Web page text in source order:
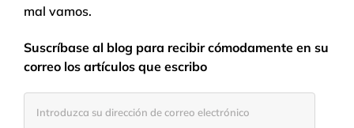
mal vamos.
Suscríbase al blog para recibir cómodamente en su
correo los artículos que escribo